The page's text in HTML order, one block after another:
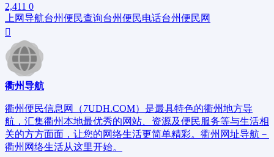
2,411 0
上网导航台州便民查询台州便民电话台州便民网
衢州导航
衢州便民信息网（7UDH.COM）是最具特色的衢州地方导
航，汇集衢州本地最优秀的网站、资源及便民服务等与生活相
关的方方面面，让您的网络生活更简单精彩。衢州网址导航－
衢州网络生活从这里开始。